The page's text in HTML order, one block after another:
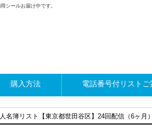
シールお届け中です。
購入方法 電話番号付リストご
名簿リスト【東京都世田谷区】24回配信（6ヶ月）